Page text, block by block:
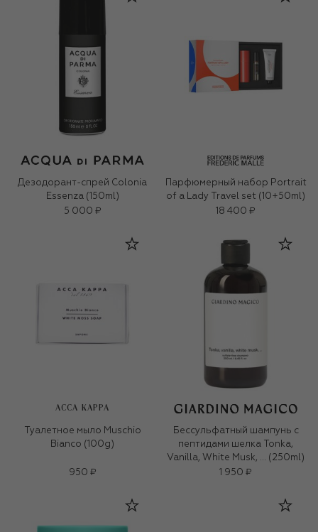
Дезодорант-спрей Colonia
Essenza (150ml)
5 000 ₽
Парфюмерный набор Portrait
of a Lady Travel set (10+50ml)
18 400 ₽
ACCA KAPPA
Туалетное мыло Muschio
Bianco (100g)
950 ₽
Бессульфатный шампунь с
пептидами шелка Tonka,
Vanilla, White Musk, … (250ml)
1 950 ₽